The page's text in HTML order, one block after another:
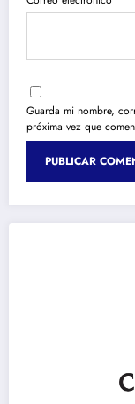
Guarda mi nombre,
próxima vez que